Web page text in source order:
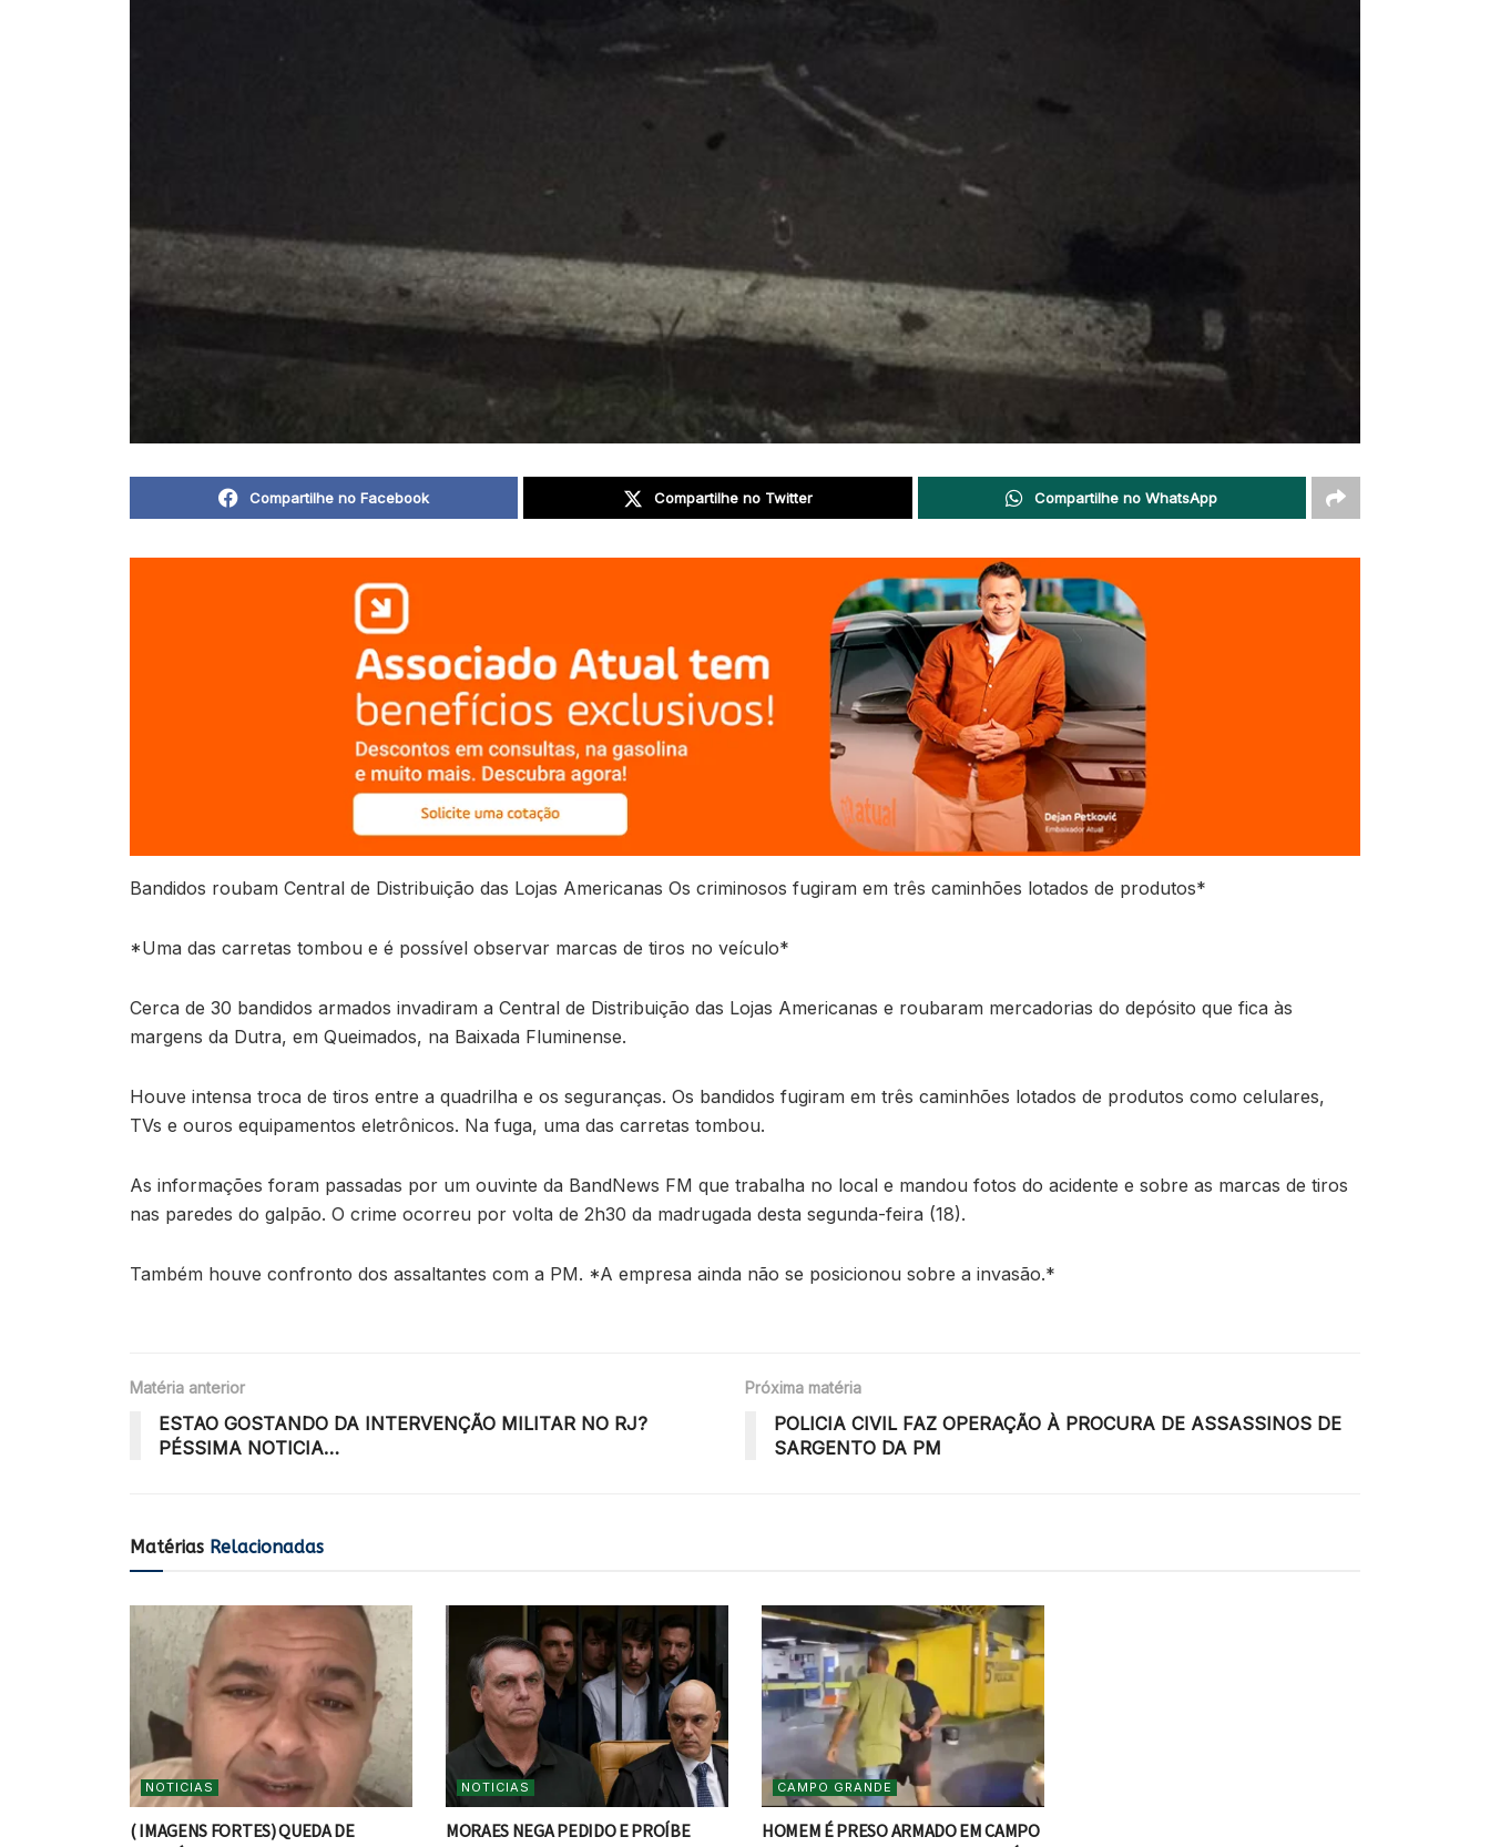
Compartilhe no Facebook Compartilhe no Twitter Compartilhe no WhatsApp
Bandidos roubam Central de Distribuição das Lojas Americanas Os criminosos fugiram em três caminhões lotados de produtos*
*Uma das carretas tombou e é possível observar marcas de tiros no veículo*
Cerca de 30 bandidos armados invadiram a Central de Distribuição das Lojas Americanas e roubaram mercadorias do depósito que fica às
margens da Dutra, em Queimados, na Baixada Fluminense.
Houve intensa troca de tiros entre a quadrilha e os seguranças. Os bandidos fugiram em três caminhões lotados de produtos como celulares,
TVs e ouros equipamentos eletrônicos. Na fuga, uma das carretas tombou.
As informações foram passadas por um ouvinte da BandNews FM que trabalha no local e mandou fotos do acidente e sobre as marcas de tiros
nas paredes do galpão. O crime ocorreu por volta de 2h30 da madrugada desta segunda-feira (18).
Também houve confronto dos assaltantes com a PM. *A empresa ainda não se posicionou sobre a invasão.*
Matéria anterior
ESTAO GOSTANDO DA INTERVENÇÃO MILITAR NO RJ?
PÉSSIMA NOTICIA…
Próxima matéria
POLICIA CIVIL FAZ OPERAÇÃO À PROCURA DE ASSASSINOS DE
SARGENTO DA PM
Matérias Relacionadas
NOTICIAS
( IMAGENS FORTES) QUEDA DE
NOTICIAS
MORAES NEGA PEDIDO E PROÍBE
CAMPO GRANDE
HOMEM É PRESO ARMADO EM CAMPO